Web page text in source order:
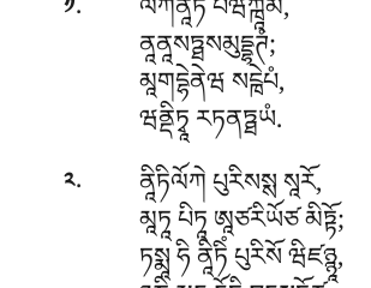
ལོཀནཱིཏིཾཔཝཀྑཱམི,
ནཱནཱསཏྠསམུདྡྷཊཾ;
མཱགདྷེནེཝ སངྑེཔཾ,
ཝནྡིཏྭཱ རཏནཏྠཡཾ.
༢. ནཱིཏིལོཀེ པུརིསསྶ སཱརོ,
མཱཏཱ པིཏཱ ཨཱཙརིཡོཙ མིཏྟོ;
ཏསྨཱ ཧི ནཱིཏིཾ པུརིསོ ཝིཛཉྙཱ,